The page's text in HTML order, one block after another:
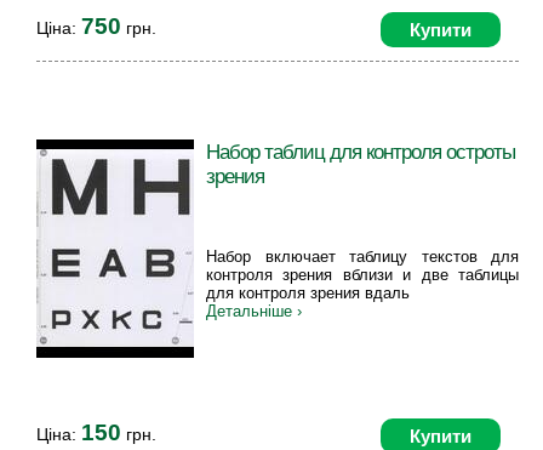
Купити
Ціна: 750 грн.
Набор таблиц для контроля остроты
зрения
Набор включает таблицу текстов для
контроля зрения вблизи и две таблицы
для контроля зрения вдаль
Детальніше ›
Купити
Ціна: 150 грн.